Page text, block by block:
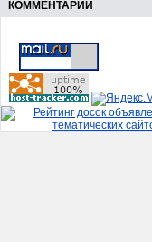
КОММЕНТАРИИ